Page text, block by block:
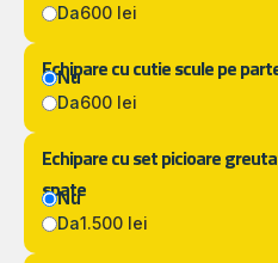
Da600 lei
Echipare cu cutie scule pe
Nu
Da600 lei
Echipare cu set picioare
spate
Nu
Da1.500 lei